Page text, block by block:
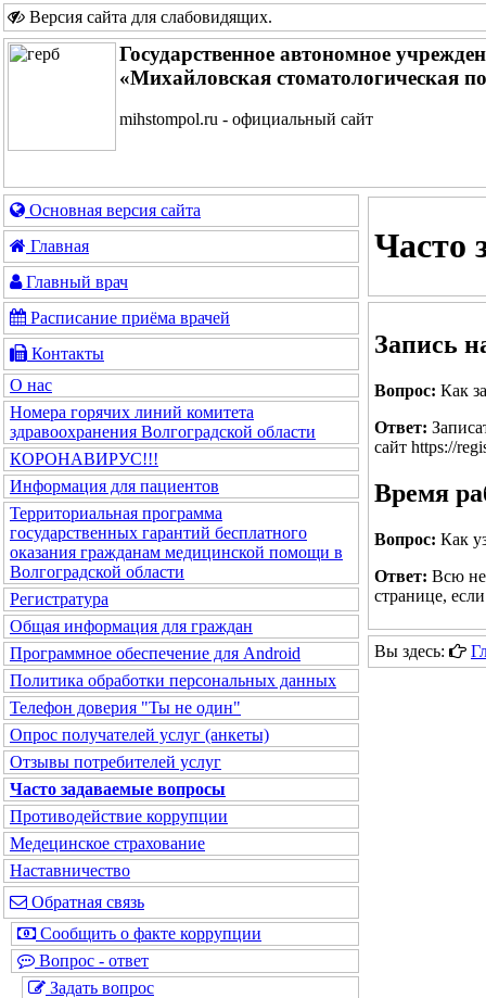
Версия сайта для слабовидящих.
Государственное автономное
«Михайловская стоматологическая
mihstompol.ru - официальный сайт
Основная версия сайта
Главная
Главный врач
Расписание приёма врачей
Контакты
О нас
Номера горячих линий комитета
здравоохранения Волгоградской области
КОРОНАВИРУС!!!
Информация для пациентов
Территориальная программа
государственных гарантий бесплатного
оказания гражданам медицинской помощи в
Волгоградской области
Регистратура
Общая информация для граждан
Программное обеспечение для Android
Политика обработки персональных данных
Телефон доверия "Ты не один"
Опрос получателей услуг (анкеты)
Отзывы потребителей услуг
Часто задаваемые вопросы
Противодействие коррупции
Медецинское страхование
Наставничество
Обратная связь
Сообщить о факте коррупции
Вопрос - ответ
Задать вопрос
Часто
Запись
Вопрос: Как
Ответ:
сайт https://
Время
Вопрос: Как
Ответ: Всю
странице,
Вы здесь: